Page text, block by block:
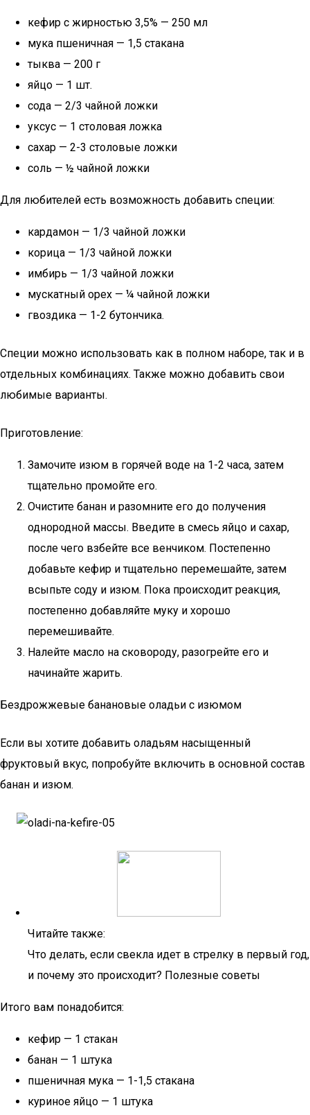
кефир с жирностью 3,5% — 250 мл
мука пшеничная — 1,5 стакана
тыква — 200 г
яйцо — 1 шт.
сода — 2/3 чайной ложки
уксус — 1 столовая ложка
сахар — 2-3 столовые ложки
соль — ½ чайной ложки
Для любителей есть возможность добавить специи:
кардамон — 1/3 чайной ложки
корица — 1/3 чайной ложки
имбирь — 1/3 чайной ложки
мускатный орех — ¼ чайной ложки
гвоздика — 1-2 бутончика.
Специи можно использовать как в полном наборе, так и в
отдельных комбинациях. Также можно добавить свои
любимые варианты.
Приготовление:
Замочите изюм в горячей воде на 1-2 часа, затем
тщательно промойте его.
Очистите банан и разомните его до получения
однородной массы. Введите в смесь яйцо и сахар,
после чего взбейте все венчиком. Постепенно
добавьте кефир и тщательно перемешайте, затем
всыпьте соду и изюм. Пока происходит реакция,
постепенно добавляйте муку и хорошо
перемешивайте.
Налейте масло на сковороду, разогрейте его и
начинайте жарить.
Бездрожжевые банановые оладьи с изюмом
Если вы хотите добавить оладьям насыщенный
фруктовый вкус, попробуйте включить в основной состав
банан и изюм.
Читайте также:
Что делать, если свекла идет в стрелку в первый год,
и почему это происходит? Полезные советы
Итого вам понадобится:
кефир — 1 стакан
банан — 1 штука
пшеничная мука — 1-1,5 стакана
куриное яйцо — 1 штука